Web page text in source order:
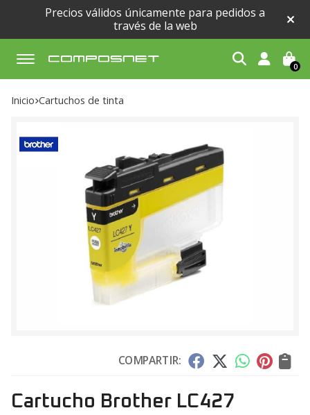
Precios válidos únicamente para pedidos a
través de la web
Buscar 0
Inicio cartuchos de tinta
COMPARTIR:
Cartucho Brother LC427